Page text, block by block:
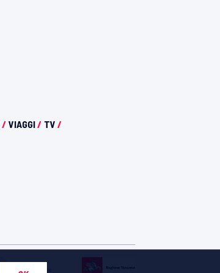
/ VIAGGI/ TV /